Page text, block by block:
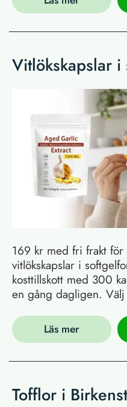
Vitlökskapslar
169 kr med fri frakt för
vitlökskapslar i
kosttillskott med 300
en gång dagligen.
Läs mer
Tofflor i